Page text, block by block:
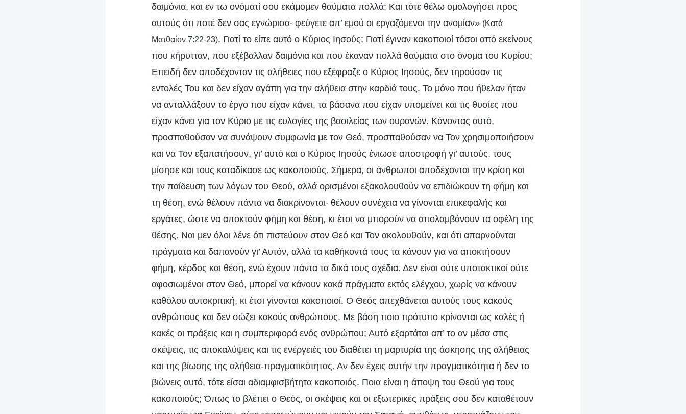
δαιμόνια, και εν τω ονόματί σου εκάμομεν θαύματα πολλά; Και τότε θέλω ομολογήσει προς
αυτούς ότι ποτέ δεν σας εγνώρισα· φεύγετε απ’ εμού οι εργαζόμενοι την ανομίαν» (Κατά
Ματθαίον 7:22-23). Γιατί το είπε αυτό ο Κύριος Ιησούς; Γιατί έγιναν κακοποιοί τόσοι από εκείνους
που κήρυτταν, που εξέβαλλαν δαιμόνια και που έκαναν πολλά θαύματα στο όνομα του Κυρίου;
Επειδή δεν αποδέχονταν τις αλήθειες που εξέφραζε ο Κύριος Ιησούς, δεν τηρούσαν τις
εντολές Του και δεν είχαν αγάπη για την αλήθεια στην καρδιά τους. Το μόνο που ήθελαν ήταν
να ανταλλάξουν το έργο που είχαν κάνει, τα βάσανα που είχαν υπομείνει και τις θυσίες που
είχαν κάνει για τον Κύριο με τις ευλογίες της βασιλείας των ουρανών. Κάνοντας αυτό,
προσπαθούσαν να συνάψουν συμφωνία με τον Θεό, προσπαθούσαν να Τον χρησιμοποιήσουν
και να Τον εξαπατήσουν, γι’ αυτό και ο Κύριος Ιησούς ένιωσε αποστροφή γι’ αυτούς, τους
μίσησε και τους καταδίκασε ως κακοποιούς. Σήμερα, οι άνθρωποι αποδέχονται την κρίση και
την παίδευση των λόγων του Θεού, αλλά ορισμένοι εξακολουθούν να επιδιώκουν τη φήμη και
τη θέση, ενώ θέλουν πάντα να διακρίνονται· θέλουν συνέχεια να γίνονται επικεφαλής και
εργάτες, ώστε να αποκτούν φήμη και θέση, κι έτσι να μπορούν να απολαμβάνουν τα οφέλη της
θέσης. Ναι μεν όλοι λένε ότι πιστεύουν στον Θεό και Τον ακολουθούν, και ότι απαρνούνται
πράγματα και δαπανούν γι’ Αυτόν, αλλά τα καθήκοντά τους τα κάνουν για να αποκτήσουν
φήμη, κέρδος και θέση, ενώ έχουν πάντα τα δικά τους σχέδια. Δεν είναι ούτε υποτακτικοί ούτε
αφοσιωμένοι στον Θεό, μπορεί να κάνουν κακά πράγματα εκτός ελέγχου, χωρίς να κάνουν
καθόλου αυτοκριτική, κι έτσι γίνονται κακοποιοί. Ο Θεός απεχθάνεται αυτούς τους κακούς
ανθρώπους και δεν σώζει κακούς ανθρώπους. Με βάση ποιο πρότυπο κρίνονται ως καλές ή
κακές οι πράξεις και η συμπεριφορά ενός ανθρώπου; Αυτό εξαρτάται απ’ το αν μέσα στις
σκέψεις, τις αποκαλύψεις και τις ενέργειές του διαθέτει τη μαρτυρία της άσκησης της αλήθειας
και της βίωσης της αλήθεια-πραγματικότητας. Αν δεν έχεις αυτήν την πραγματικότητα ή δεν το
βιώνεις αυτό, τότε είσαι αδιαμφισβήτητα κακοποιός. Ποια είναι η άποψη του Θεού για τους
κακοποιούς; Όπως το βλέπει ο Θεός, οι σκέψεις και οι εξωτερικές πράξεις σου δεν καταθέτουν